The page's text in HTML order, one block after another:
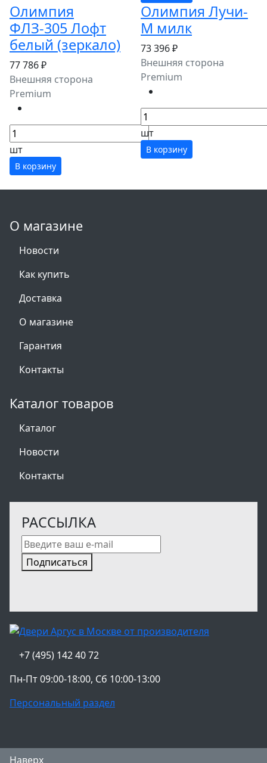
Олимпия
ФЛЗ-305 Лофт
белый (зеркало)
77 786 ₽
Внешняя сторона
Premium
шт
В корзину
Олимпия Лучи-
М милк
73 396 ₽
Внешняя сторона
Premium
шт
В корзину
О магазине
Новости
Как купить
Доставка
О магазине
Гарантия
Контакты
Каталог товаров
Каталог
Новости
Контакты
РАССЫЛКА
Подписаться
+7 (495) 142 40 72
Пн-Пт 09:00-18:00, Сб 10:00-13:00
Персональный раздел
Наверх